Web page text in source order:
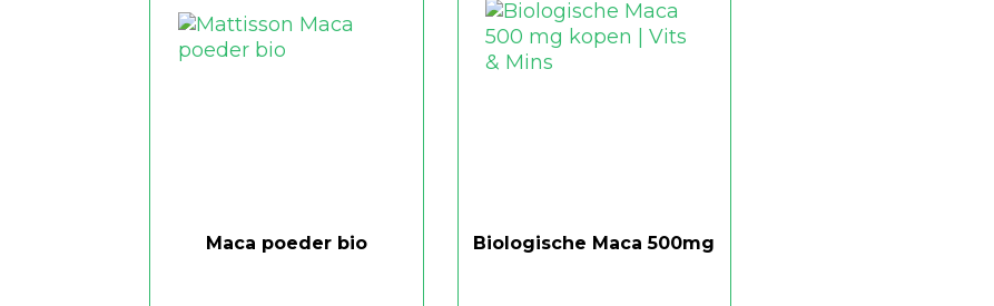
Maca poeder bio Biologische Maca 500mg